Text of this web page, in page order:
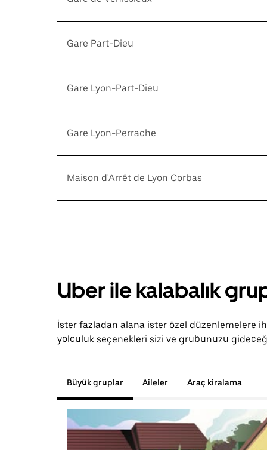
Gare Part-Dieu
Gare Lyon-Part-Dieu
Gare Lyon-Perrache
Maison d'Arrêt de Lyon Corbas
Uber ile kalabalık
İster fazladan alana ister özel düzenlemelere
yolculuk seçenekleri sizi ve grubunuzu
Büyük gruplar Aileler Araç kiralama